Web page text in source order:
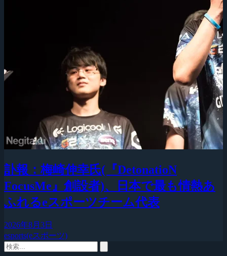
訃報：梅崎伸幸氏(『DetonatioN
FocusMe』創設者)、日本で最も情熱あ
ふれるeスポーツチーム代表
2026年8月3日
esports(eスポーツ)